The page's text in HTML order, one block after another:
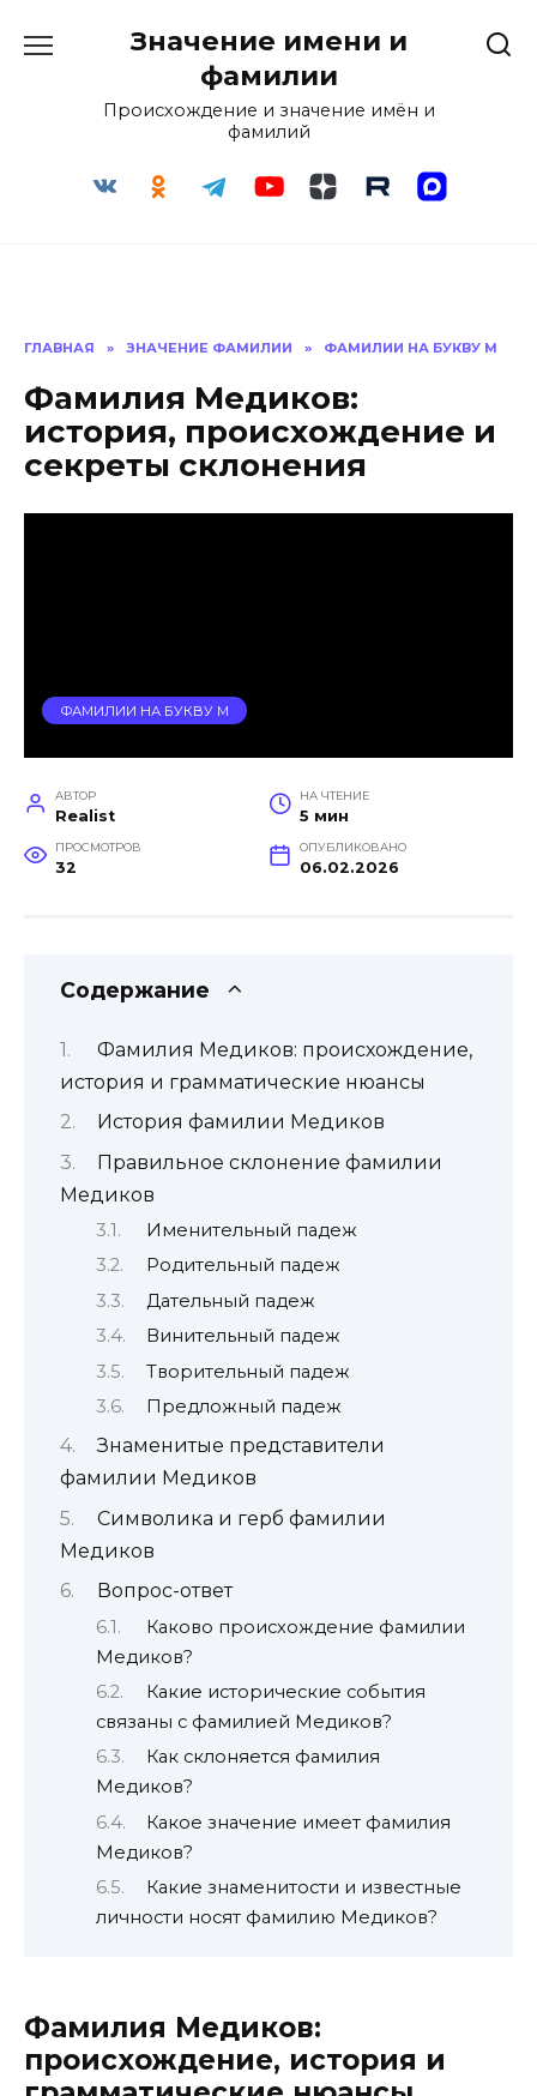
Значение имени и
фамилии
Происхождение и значение имён и
фамилий
ГЛАВНАЯ » ЗНАЧЕНИЕ ФАМИЛИИ » ФАМИЛИИ НА БУКВУ М
Фамилия Медиков:
история, происхождение и
секреты склонения
ФАМИЛИИ НА БУКВУ М
АВТОР
Realist
НА ЧТЕНИЕ
5 мин
ПРОСМОТРОВ
32
ОПУБЛИКОВАНО
06.02.2026
Содержание
Фамилия Медиков: происхождение,
история и грамматические нюансы
История фамилии Медиков
Правильное склонение фамилии
Медиков
Именительный падеж
Родительный падеж
Дательный падеж
Винительный падеж
Творительный падеж
Предложный падеж
Знаменитые представители
фамилии Медиков
Символика и герб фамилии
Медиков
Вопрос-ответ
Каково происхождение фамилии
Медиков?
Какие исторические события
связаны с фамилией Медиков?
Как склоняется фамилия
Медиков?
Какое значение имеет фамилия
Медиков?
Какие знаменитости и известные
личности носят фамилию Медиков?
Фамилия Медиков:
происхождение, история и